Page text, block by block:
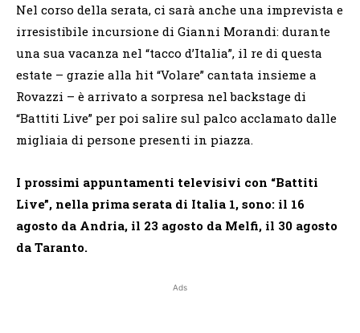
Nel corso della serata, ci sarà anche una imprevista e
irresistibile incursione di Gianni Morandi: durante
una sua vacanza nel “tacco d’Italia”, il re di questa
estate – grazie alla hit “Volare” cantata insieme a
Rovazzi – è arrivato a sorpresa nel backstage di
“Battiti Live” per poi salire sul palco acclamato dalle
migliaia di persone presenti in piazza.
I prossimi appuntamenti televisivi con “Battiti
Live”, nella prima serata di Italia 1, sono: il 16
agosto da Andria, il 23 agosto da Melfi, il 30 agosto
da Taranto.
Ads